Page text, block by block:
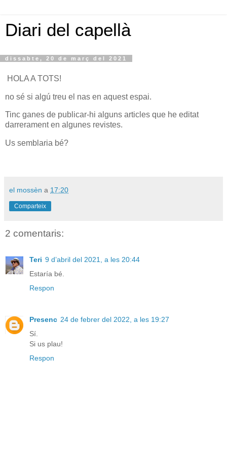
Diari del capellà
dissabte, 20 de març del 2021
HOLA A TOTS!
no sé si algú treu el nas en aquest espai.
Tinc ganes de publicar-hi alguns articles que he editat
darrerament en algunes revistes.
Us semblaria bé?
el mossèn a 17:20
Comparteix
2 comentaris:
Teri 9 d’abril del 2021, a les 20:44
Estaría bé.
Respon
Presenc 24 de febrer del 2022, a les 19:27
Sí.
Si us plau!
Respon